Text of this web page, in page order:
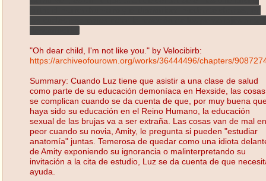
"Oh dear child, I'm not like you." by Velocibirb:
https://archiveofourown.org/works/36444496/chapters/
Summary: Cuando Luz tiene que asistir a una clase de salud
como parte de su educación demoníaca en Hexside, las cosas
se complican cuando se da cuenta de que, por muy buena
haya sido su educación en el Reino Humano, la educación
sexual de las brujas va a ser extraña. Las cosas van de mal en
peor cuando su novia, Amity, le pregunta si pueden "estudiar
anatomía" juntas. Temerosa de quedar como una idiota
de Amity exponiendo su ignorancia o malinterpretando su
invitación a la cita de estudio, Luz se da cuenta de que
ayuda.